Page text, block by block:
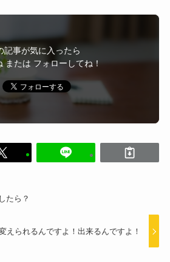
記事が気に入ったら
または フォローしてね！
たら？
えられるんですよ！出来るんですよ！